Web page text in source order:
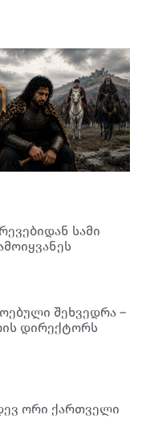
სამი
შეხვედრა –
დირექტორს
ორი ქართველი